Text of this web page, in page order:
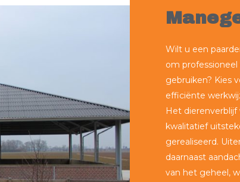
Wilt u een
om
gebruiken? Kies
efficiënte
Het
kwalitatief
gerealiseerd.
daarnaast
van het geheel,